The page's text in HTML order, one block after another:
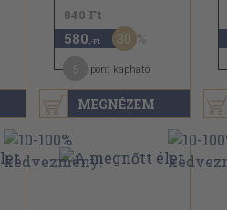
MEGNÉZEM
840 Ft
580 ,-Ft 30
pont kapható